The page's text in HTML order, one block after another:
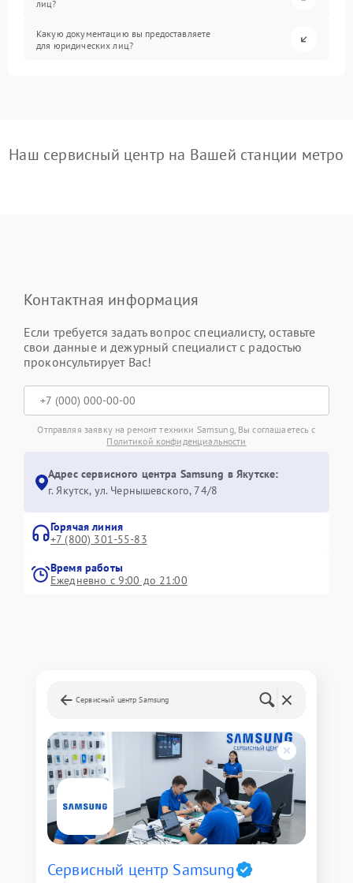
лиц?
Какую документацию вы предоставляете
для юридических лиц?
Наш сервисный центр на Вашей станции метро
Контактная информация
Если требуется задать вопрос специалисту, оставьте
свои данные и дежурный специалист с радостью
проконсультирует Вас!
Отправляя заявку на ремонт техники Samsung, Вы соглашаетесь с
Политикой конфиденциальности
Адрес сервисного центра Samsung в Якутске:
г. Якутск, ул. Чернышевского, 74/8
Горячая линия
+7 (800) 301-55-83
Время работы
Ежедневно с 9:00 до 21:00
Сервисный центр Samsung
Сервисный центр Samsung